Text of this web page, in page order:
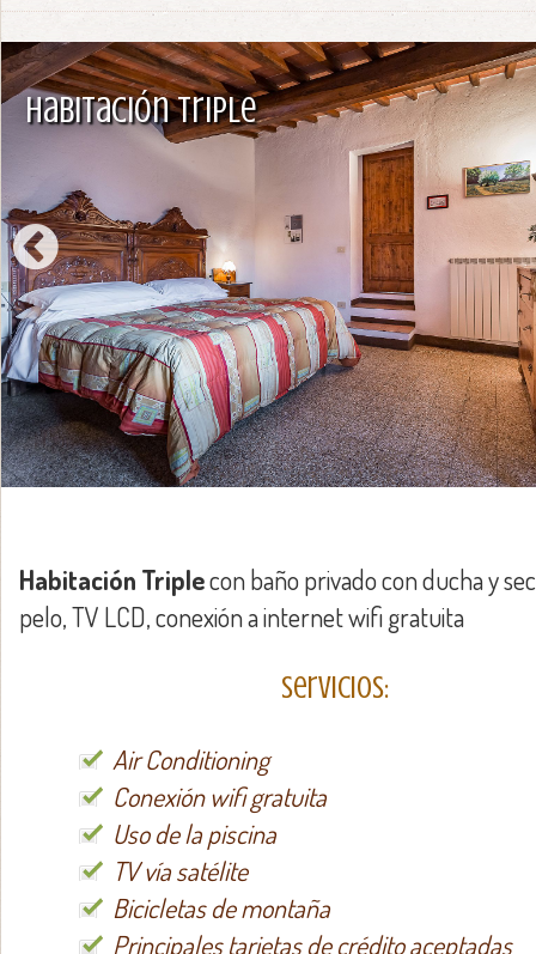
Habitación Triple
Habitación Triplecon baño privado con ducha y
pelo, TV LCD, conexión a internet wifi gratuita
Servicios:
Air Conditioning
Conexión wifi gratuita
Uso de la piscina
TV vía satélite
Bicicletas de montaña
Principales tarjetas de crédito aceptadas